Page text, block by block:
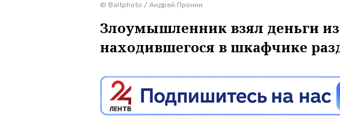
© Baltphoto / Андрей Пронин
Злоумышленник взял деньги
находившегося в шкафчике